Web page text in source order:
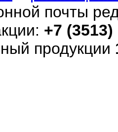
почты
+7
продукции